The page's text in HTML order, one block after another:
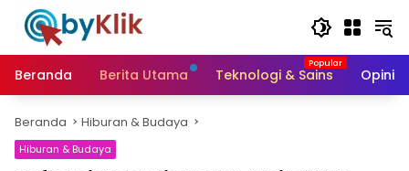
Langsung
konten
Beranda
Berita Utama Teknologi & Sains Opini
Beranda Hiburan & Budaya
Hiburan & Budaya